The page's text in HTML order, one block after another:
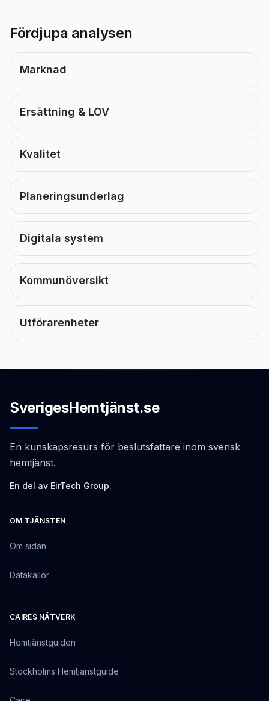
Fördjupa analysen
Marknad
Ersättning & LOV
Kvalitet
Planeringsunderlag
Digitala system
Kommunöversikt
Utförarenheter
SverigesHemtjänst.se
En kunskapsresurs för beslutsfattare inom svensk
hemtjänst.
En del av EirTech Group.
OM TJÄNSTEN
Om sidan
Datakällor
CAIRES NÄTVERK
Hemtjänstguiden
Stockholms Hemtjänstguide